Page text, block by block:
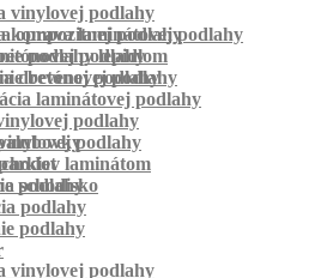
vinylovej podlahy
kompozitnej podlahy
oprava laminátovej podlahy
podlahy
podlahy lepidlom
betónovej podlahy
drevenej podlahy
laminátovej podlahy
podlahy
podlahy
laminátom
schodisko
podlahy
podlahy
podlahy
vinylovej podlahy